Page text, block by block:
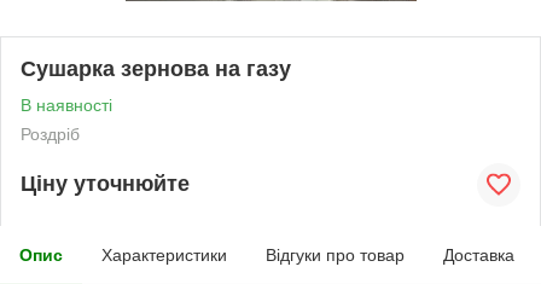
Сушарка зернова на газу
В наявності
Роздріб
Ціну уточнюйте
Опис Характеристики Відгуки про товар Доставка